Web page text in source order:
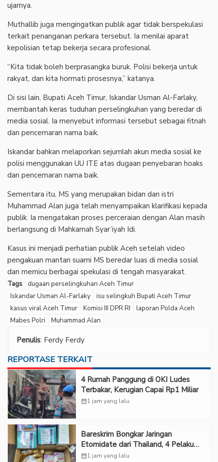
ujarnya.
Muthallib juga mengingatkan publik agar tidak berspekulasi
terkait penanganan perkara tersebut. Ia menilai aparat
kepolisian tetap bekerja secara profesional.
“Kita tidak boleh berprasangka buruk. Polisi bekerja untuk
rakyat, dan kita hormati prosesnya,” katanya.
Di sisi lain, Bupati Aceh Timur, Iskandar Usman Al-Farlaky,
membantah keras tuduhan perselingkuhan yang beredar di
media sosial. Ia menyebut informasi tersebut sebagai fitnah
dan pencemaran nama baik.
Iskandar bahkan melaporkan sejumlah akun media sosial ke
polisi menggunakan UU ITE atas dugaan penyebaran hoaks
dan pencemaran nama baik.
Sementara itu, MS yang merupakan bidan dan istri
Muhammad Alan juga telah menyampaikan klarifikasi kepada
publik. Ia mengatakan proses perceraian dengan Alan masih
berlangsung di Mahkamah Syar’iyah Idi.
Kasus ini menjadi perhatian publik Aceh setelah video
pengakuan mantan suami MS beredar luas di media sosial
dan memicu berbagai spekulasi di tengah masyarakat.
Tags dugaan perselingkuhan Aceh Timur
Iskandar Usman Al-Farlaky
isu selingkuh Bupati Aceh Timur
kasus viral Aceh Timur
Komisi III DPR RI
laporan Polda Aceh
Mabes Polri
Muhammad Alan
Penulis: Ferdy Ferdy
REPORTASE TERKAIT
‎4 Rumah Panggung di OKI Ludes
Terbakar, Kerugian Capai Rp1 Miliar
calendar_month1 jam yang lalu
Bareskrim Bongkar Jaringan
Etomidate dari Thailand, 4 Pelaku
Ditangkap
calendar_month1 jam yang lalu